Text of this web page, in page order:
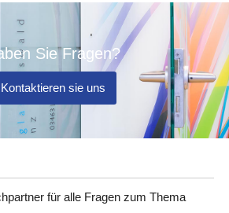
Sie Fragen?
Kontaktieren sie uns
für alle Fragen zum Thema